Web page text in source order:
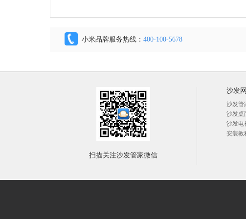
小米品牌服务热线： 400-100-5678
扫描关注沙发管家微信
沙发网
沙发管
沙发桌
沙发电
安装教